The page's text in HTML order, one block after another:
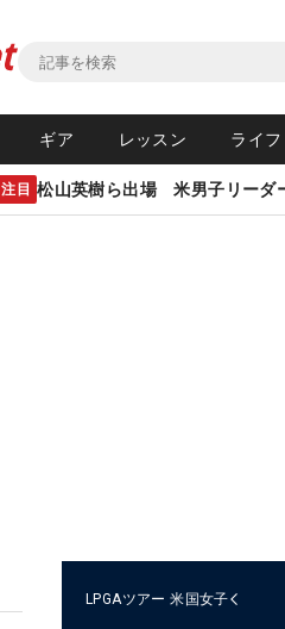
ギア レッスン ライフ
注目 松山英樹ら出場 米男子リーダ
LPGAツアー 米国女子